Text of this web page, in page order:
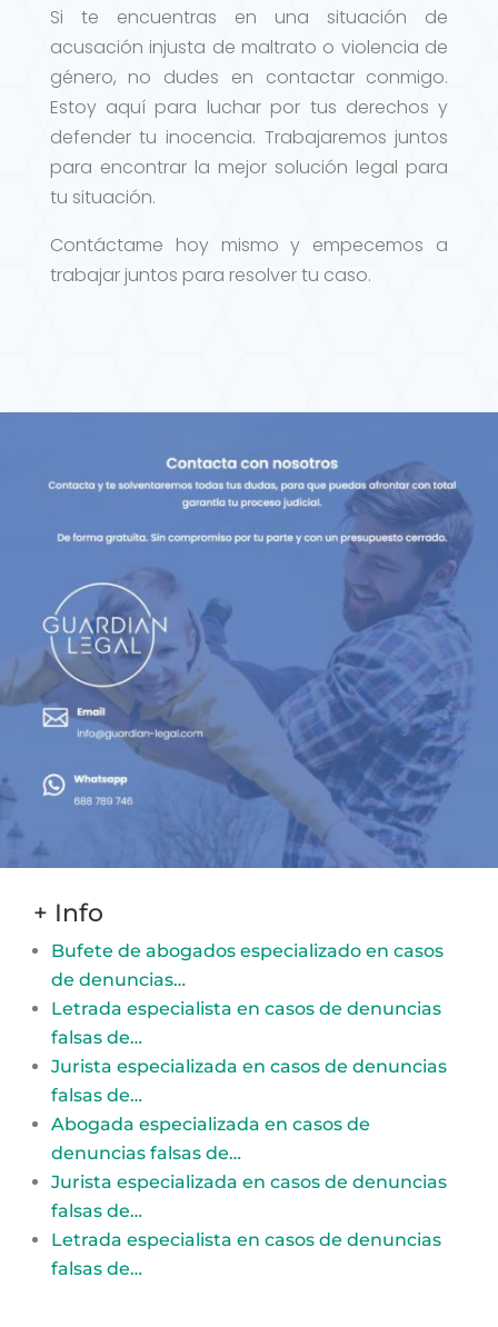
Si te encuentras en una situación de
acusación injusta de maltrato o violencia de
género, no dudes en contactar conmigo.
Estoy aquí para luchar por tus derechos y
defender tu inocencia. Trabajaremos juntos
para encontrar la mejor solución legal para
tu situación.
Contáctame hoy mismo y empecemos a
trabajar juntos para resolver tu caso.
+ Info
Bufete de abogados especializado en casos
de denuncias…
Letrada especialista en casos de denuncias
falsas de…
Jurista especializada en casos de denuncias
falsas de…
Abogada especializada en casos de
denuncias falsas de…
Jurista especializada en casos de denuncias
falsas de…
Letrada especialista en casos de denuncias
falsas de…